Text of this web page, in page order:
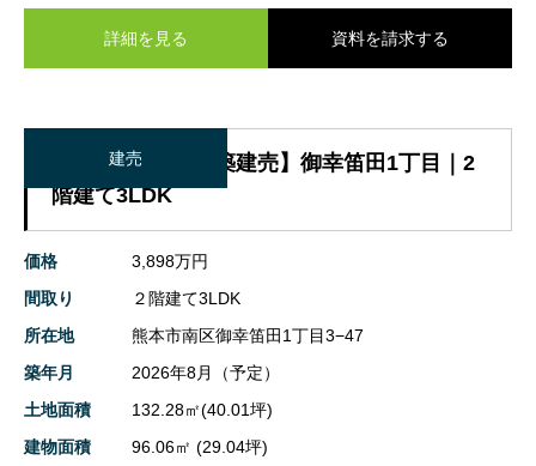
詳細を見る 資料を請求する
建売
【熊本市南区_新築建売】御幸笛田1丁目｜2
階建て3LDK
価格
3,898万円
間取り
２階建て3LDK
所在地
熊本市南区御幸笛田1丁目3−47
築年月
2026年8月（予定）
土地面積
132.28㎡(40.01坪)
建物面積
96.06㎡ (29.04坪)